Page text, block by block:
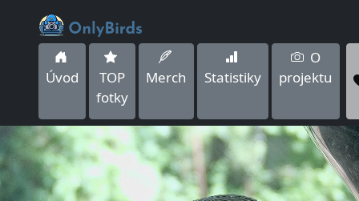
Úvod
TOP
fotky
Merch Statistiky
O
projektu